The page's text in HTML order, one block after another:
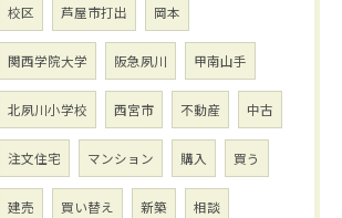
校区 芦屋市打出 岡本
関西学院大学 阪急夙川 甲南山手
北夙川小学校 西宮市 不動産 中古
注文住宅 マンション 購入 買う
建売 買い替え 新築 相談